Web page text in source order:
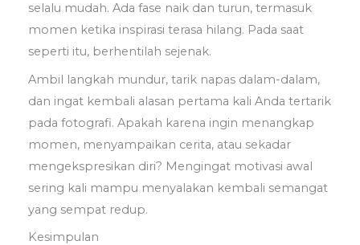
selalu mudah. Ada fase naik dan turun, termasuk
momen ketika inspirasi terasa hilang. Pada saat
seperti itu, berhentilah sejenak.
Ambil langkah mundur, tarik napas dalam-dalam,
dan ingat kembali alasan pertama kali Anda tertarik
pada fotografi. Apakah karena ingin menangkap
momen, menyampaikan cerita, atau sekadar
mengekspresikan diri? Mengingat motivasi awal
sering kali mampu menyalakan kembali semangat
yang sempat redup.
Kesimpulan